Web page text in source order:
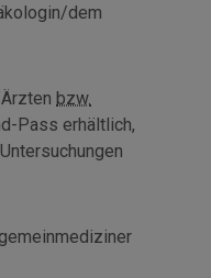
dem
bzw.
Pass erhältlich,